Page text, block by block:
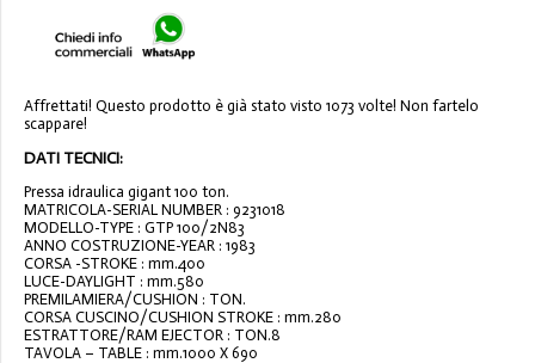
Affrettati! Questo prodotto è già stato visto 1073 volte! Non fartelo
scappare!
DATI TECNICI:
Pressa idraulica gigant 100 ton.
MATRICOLA-SERIAL NUMBER : 9231018
MODELLO-TYPE : GTP 100/2N83
ANNO COSTRUZIONE-YEAR : 1983
CORSA -STROKE : mm.400
LUCE-DAYLIGHT : mm.580
PREMILAMIERA/CUSHION : TON.
CORSA CUSCINO/CUSHION STROKE : mm.280
ESTRATTORE/RAM EJECTOR : TON.8
TAVOLA – TABLE : mm.1000 X 690